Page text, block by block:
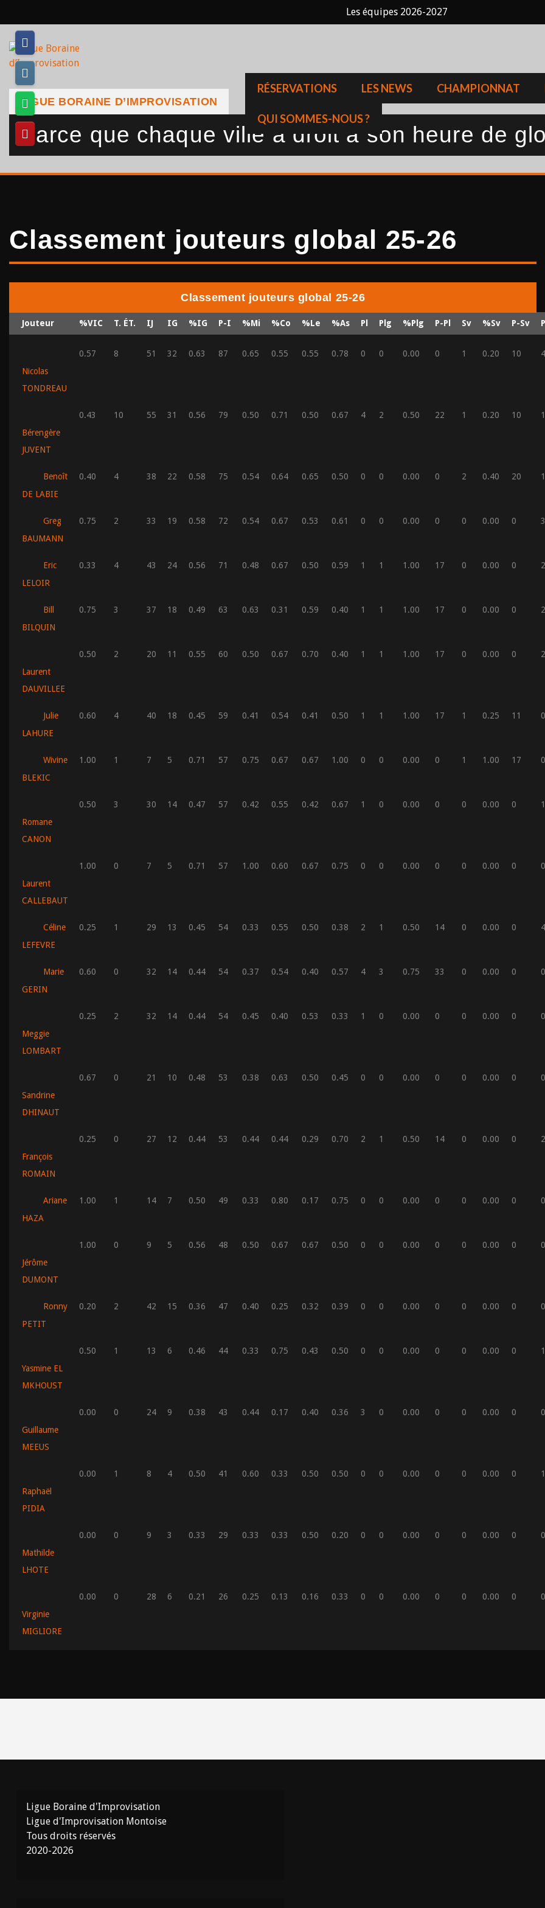
Les équipes 2026-2027
Skip
content
RÉSERVATIONS LES NEWS CHAMPIONNAT
QUI SOMMES-NOUS ?
LIGUE BORAINE D’IMPROVISATION
Parce que chaque ville a droit à son heure de
Classement jouteurs global 25-26
Classement jouteurs global 25-26
Jouteur %VIC T. ÉT. IJ IG %IG P-I %Mi %Co %Le %As Pl Plg %Plg P-Pl Sv %Sv P-Sv
Nicolas
TONDREAU
0.57 8 51 32 0.63 87 0.65 0.55 0.55 0.78 0 0 0.00 0 1 0.20 10 4
Bérengère
JUVENT
0.43 10 55 31 0.56 79 0.50 0.71 0.50 0.67 4 2 0.50 22 1 0.20 10 1
Benoît
DE LABIE
0.40 4 38 22 0.58 75 0.54 0.64 0.65 0.50 0 0 0.00 0 2 0.40 20 1
Greg
BAUMANN
0.75 2 33 19 0.58 72 0.54 0.67 0.53 0.61 0 0 0.00 0 0 0.00 0 3
Eric
LELOIR
0.33 4 43 24 0.56 71 0.48 0.67 0.50 0.59 1 1 1.00 17 0 0.00 0 2
Bill
BILQUIN
0.75 3 37 18 0.49 63 0.63 0.31 0.59 0.40 1 1 1.00 17 0 0.00 0 2
Laurent
DAUVILLEE
0.50 2 20 11 0.55 60 0.50 0.67 0.70 0.40 1 1 1.00 17 0 0.00 0 2
Julie
LAHURE
0.60 4 40 18 0.45 59 0.41 0.54 0.41 0.50 1 1 1.00 17 1 0.25 11 0
Wivine
BLEKIC
1.00 1 7 5 0.71 57 0.75 0.67 0.67 1.00 0 0 0.00 0 1 1.00 17 0
Romane
CANON
0.50 3 30 14 0.47 57 0.42 0.55 0.42 0.67 1 0 0.00 0 0 0.00 0 1
Laurent
CALLEBAUT
1.00 0 7 5 0.71 57 1.00 0.60 0.67 0.75 0 0 0.00 0 0 0.00 0 0
Céline
LEFEVRE
0.25 1 29 13 0.45 54 0.33 0.55 0.50 0.38 2 1 0.50 14 0 0.00 0 4
Marie
GERIN
0.60 0 32 14 0.44 54 0.37 0.54 0.40 0.57 4 3 0.75 33 0 0.00 0 0
Meggie
LOMBART
0.25 2 32 14 0.44 54 0.45 0.40 0.53 0.33 1 0 0.00 0 0 0.00 0 0
Sandrine
DHINAUT
0.67 0 21 10 0.48 53 0.38 0.63 0.50 0.45 0 0 0.00 0 0 0.00 0 0
François
ROMAIN
0.25 0 27 12 0.44 53 0.44 0.44 0.29 0.70 2 1 0.50 14 0 0.00 0 2
Ariane
HAZA
1.00 1 14 7 0.50 49 0.33 0.80 0.17 0.75 0 0 0.00 0 0 0.00 0 0
Jérôme
DUMONT
1.00 0 9 5 0.56 48 0.50 0.67 0.67 0.50 0 0 0.00 0 0 0.00 0 0
Ronny
PETIT
0.20 2 42 15 0.36 47 0.40 0.25 0.32 0.39 0 0 0.00 0 0 0.00 0 0
Yasmine EL
MKHOUST
0.50 1 13 6 0.46 44 0.33 0.75 0.43 0.50 0 0 0.00 0 0 0.00 0 1
Guillaume
MEEUS
0.00 0 24 9 0.38 43 0.44 0.17 0.40 0.36 3 0 0.00 0 0 0.00 0 0
Raphaël
PIDIA
0.00 1 8 4 0.50 41 0.60 0.33 0.50 0.50 0 0 0.00 0 0 0.00 0 1
Mathilde
LHOTE
0.00 0 9 3 0.33 29 0.33 0.33 0.50 0.20 0 0 0.00 0 0 0.00 0 0
Virginie
MIGLIORE
0.00 0 28 6 0.21 26 0.25 0.13 0.16 0.33 0 0 0.00 0 0 0.00 0 0
Ligue Boraine d'Improvisation
Ligue d'Improvisation Montoise
Tous droits réservés
2020-2026